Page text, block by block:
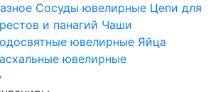
Сосуды ювелирные Цепи для
и панагий Чаши
ювелирные Яйца
ювелирные